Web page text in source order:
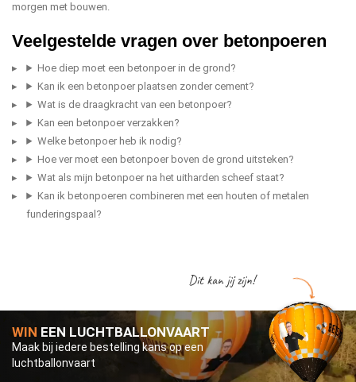
morgen met bouwen.
Veelgestelde vragen over betonpoeren
Hoe diep moet een betonpoer in de grond?
Kan ik een betonpoer plaatsen zonder cement?
Wat is de draagkracht van een betonpoer?
Kan een betonpoer verzakken?
Welke betonpoer heb ik nodig?
Hoe ver moet een betonpoer boven de grond uitsteken?
Wat als mijn betonpoer na het uitharden scheef staat?
Kan ik betonpoeren combineren met een houten of metalen
funderingspaal?
WIN EEN LUCHTBALLONVAART
Maak bij iedere bestelling kans op een
luchtballonvaart
Dit kan jij zijn!